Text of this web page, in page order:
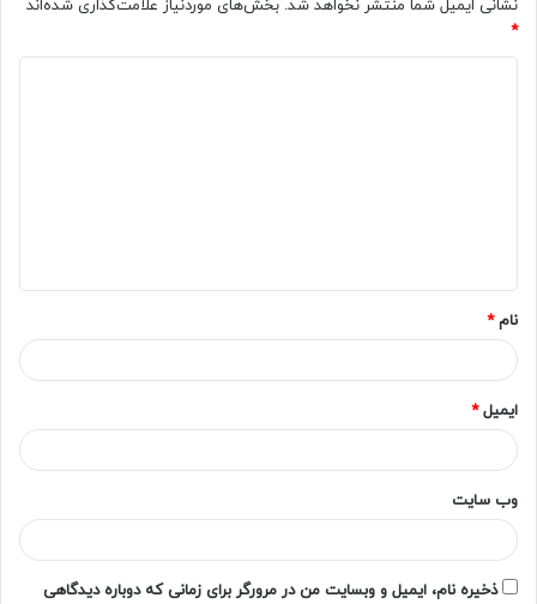
نشانی ایمیل شما منتشر نخواهد شد. بخش‌های موردنیاز علامت‌گذاری شده‌اند
*
*
نام*
ایمیل*
وب‌ سایت
ذخیره نام، ایمیل و وبسایت من در مرورگر برای زمانی که دوباره دیدگاهی